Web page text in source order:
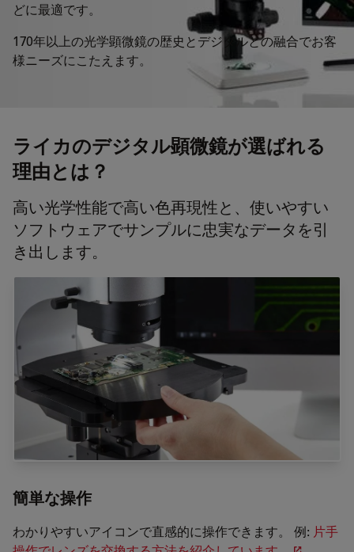
どに最適です。
170年以上の光学顕微鏡の歴史とデジタルとの融合でお客
様ニーズにこたえます。
ライカのデジタル顕微鏡が選ばれる
理由とは？
高い光学性能で高い色再現性と、使いやすい
ソフトウェアでサンプルに忠実なデータを引
き出します。
簡単な操作
わかりやすいアイコンで直感的に操作できます。 例: 片手